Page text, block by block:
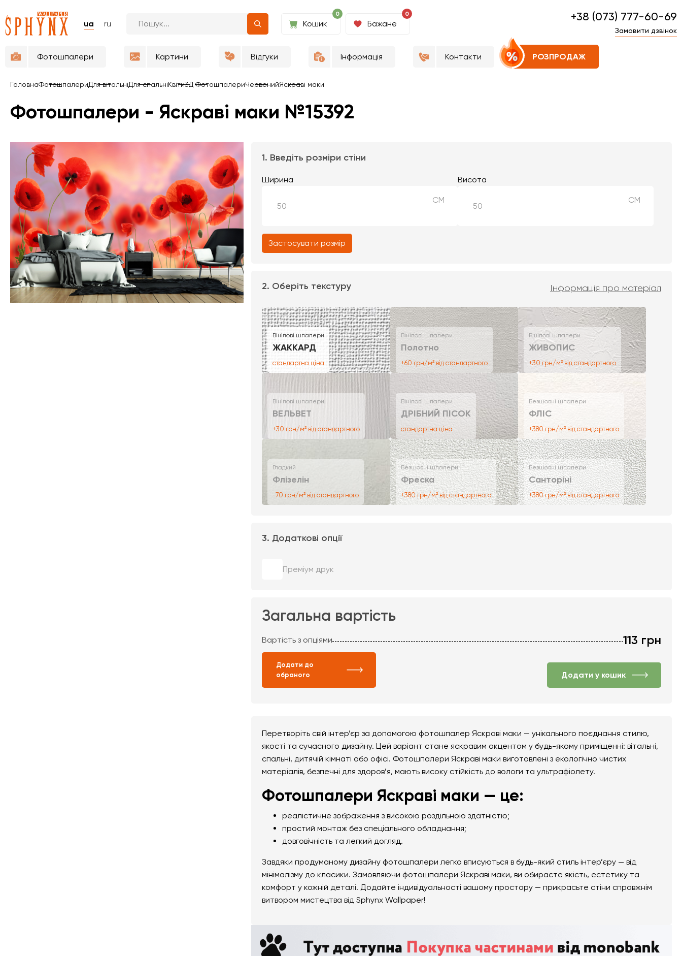
ua ru
0
Кошик
0
Бажане
+38 (073) 777-60-69
Замовити дзвінок
Фотошпалери Картини Відгуки Інформація Контакти РОЗПРОДАЖ
ГоловнаФотошпалериДля вітальніДля спальніКвіти3Д ФотошпалериЧервонийЯскраві маки
Фотошпалери - Яскраві маки №15392
1. Введіть розміри стіни
Ширина
СМ
Висота
СМ
Застосувати розмір
2. Оберіть текстуру Інформація про матеріал
Вінілові шпалери
ЖАККАРД
стандартна ціна
Вінілові шпалери
Полотно
+60 грн/м² від стандартного
Вінілові шпалери
ЖИВОПИС
+30 грн/м² від стандартного
Вінілові шпалери
ВЕЛЬВЕТ
+30 грн/м² від стандартного
Вінілові шпалери
ДРІБНИЙ ПІСОК
стандартна ціна
Безшовні шпалери
ФЛІС
+380 грн/м² від стандартного
Гладкий
Флізелін
-70 грн/м² від стандартного
Безшовні шпалери
Фреска
+380 грн/м² від стандартного
Безшовні шпалери
Санторіні
+380 грн/м² від стандартного
3. Додаткові опції
Преміум друк
Загальна вартість
Вартість з опціями 113 грн
Додати до
обраного
Додати у кошик
Перетворіть свій інтер’єр за допомогою фотошпалер Яскраві маки — унікального поєднання стилю,
якості та сучасного дизайну. Цей варіант стане яскравим акцентом у будь-якому приміщенні: вітальні,
спальні, дитячій кімнаті або офісі. Фотошпалери Яскраві маки виготовлені з екологічно чистих
матеріалів, безпечні для здоров’я, мають високу стійкість до вологи та ультрафіолету.
Фотошпалери Яскраві маки — це:
реалістичне зображення з високою роздільною здатністю;
простий монтаж без спеціального обладнання;
довговічність та легкий догляд.
Завдяки продуманому дизайну фотошпалери легко вписуються в будь-який стиль інтер’єру — від
мінімалізму до класики. Замовляючи фотошпалери Яскраві маки, ви обираєте якість, естетику та
комфорт у кожній деталі. Додайте індивідуальності вашому простору — прикрасьте стіни справжнім
витвором мистецтва від Sphynx Wallpaper!